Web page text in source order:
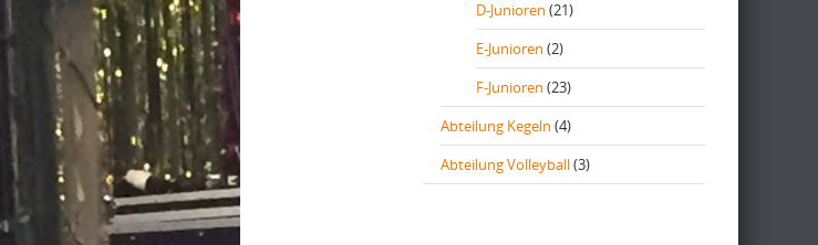
D-Junioren (21)
E-Junioren (2)
F-Junioren (23)
Abteilung Kegeln (4)
Abteilung Volleyball(3)